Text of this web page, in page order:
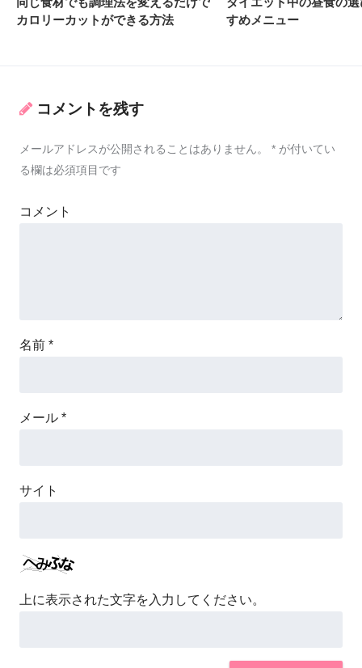
カロリーカットができる方法
すめメニュー
コメントを残す
メールアドレスが公開されることはありません。 * が付いてい
る欄は必須項目です
コメント
名前 *
メール *
サイト
上に表示された文字を入力してください。